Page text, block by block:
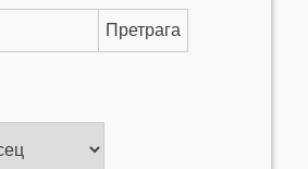
Претрага